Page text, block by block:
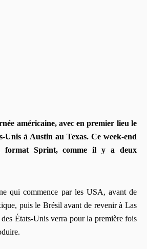
américaine, avec en premier lieu le
Unis à Austin au Texas. Ce week-end
format Sprint, comme il y a deux
qui commence par les USA, avant de
puis le Brésil avant de revenir à Las
États-Unis verra pour la première fois